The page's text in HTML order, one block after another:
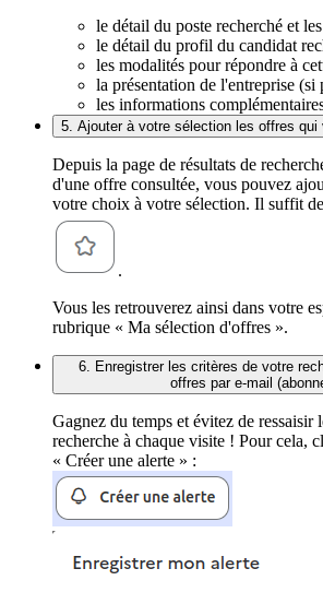
le détail du poste recherché et
le détail du profil du candidat
les modalités pour répondre à
la présentation de l'entreprise (si
les informations
5. Ajouter à votre sélection les offres qui
Depuis la page de résultats de
d'une offre consultée, vous pouvez
votre choix à votre sélection. Il suffit
.
Vous les retrouverez ainsi dans votre
rubrique « Ma sélection d'offres ».
6. Enregistrer les critères de votre
offres par e-mail
Gagnez du temps et évitez de ressaisir
recherche à chaque visite ! Pour cela,
« Créer une alerte » :